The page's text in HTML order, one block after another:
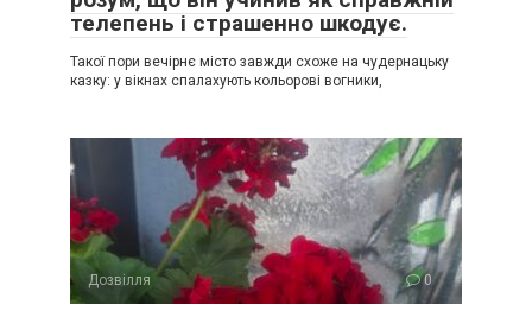
телепень і страшенно шкодує.
Такої пори вечірнє місто завжди схоже на чудернацьку
казку: у вікнах спалахують кольорові вогники,
Дозвілля 0